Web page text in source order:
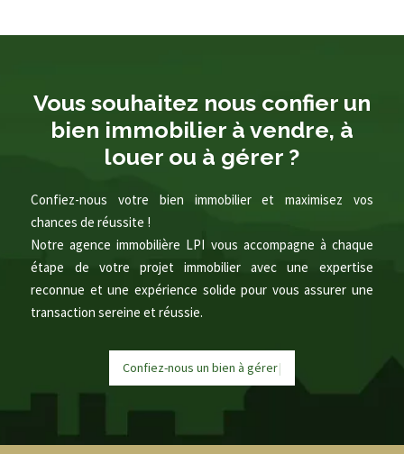
Vous souhaitez nous confier un
bien immobilier à vendre, à
louer ou à gérer ?
Confiez-nous votre bien immobilier et maximisez vos
chances de réussite !
Notre agence immobilière LPI vous accompagne à chaque
étape de votre projet immobilier avec une expertise
reconnue et une expérience solide pour vous assurer une
transaction sereine et réussie.
Confiez-nous un bien à gérer|